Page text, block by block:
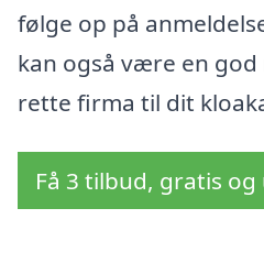
følge op på
kan også være en
rette firma til dit
Få 3 tilbud, gratis